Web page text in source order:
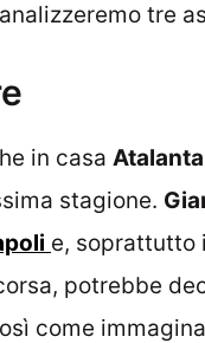
tre
in casa Atalanta
stagione.
e, soprattutto
potrebbe
come